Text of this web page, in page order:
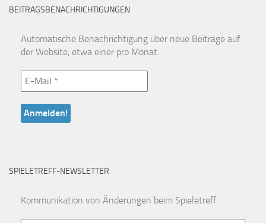
BEITRAGSBENACHRICHTIGUNGEN
Automatische Benachrichtigung über neue Beiträge auf
der Website, etwa einer pro Monat.
SPIELETREFF-NEWSLETTER
Kommunikation von Änderungen beim Spieletreff.